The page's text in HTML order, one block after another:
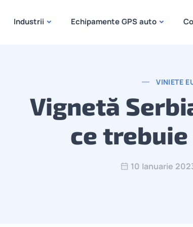
Industrii Echipamente GPS auto
VINIETE
Vignetă
ce
10 Ianuarie